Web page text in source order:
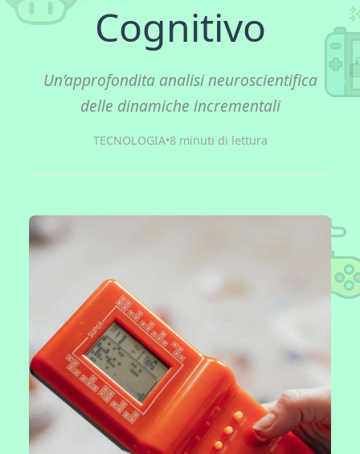
Cognitivo
Un’approfondita analisi neuroscientifica
delle dinamiche incrementali
TECNOLOGIA•8 minuti di lettura